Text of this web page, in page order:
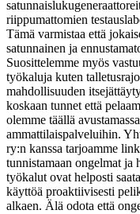
riippumattomien
Tämä varmistaa että
satunnainen ja
Suosittelemme myös
työkaluja kuten
mahdollisuuden
koskaan tunnet että
olemme täällä
ammattilaispalveluihin.
ry:n kanssa tarjoamme
tunnistamaan ongelmat ja
työkalut ovat helposti
käyttöä proaktiivisesti
alkaen. Älä odota että